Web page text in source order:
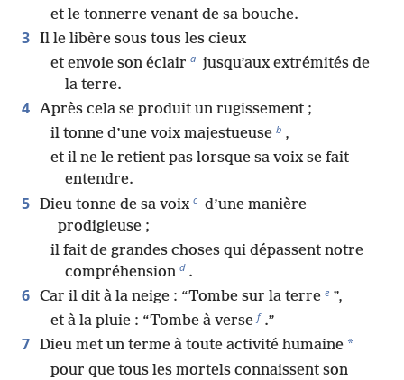
et le tonnerre venant de sa bouche.
3 Il le libère sous tous les cieux
et envoie son éclair a jusqu’aux extrémités de
la terre.
4 Après cela se produit un rugissement ;
il tonne d’une voix majestueuse b ,
et il ne le retient pas lorsque sa voix se fait
entendre.
5 Dieu tonne de sa voix c d’une manière
prodigieuse ;
il fait de grandes choses qui dépassent notre
compréhension d .
6 Car il dit à la neige : “Tombe sur la terre e ”,
et à la pluie : “Tombe à verse f .”
7 Dieu met un terme à toute activité humaine *
pour que tous les mortels connaissent son